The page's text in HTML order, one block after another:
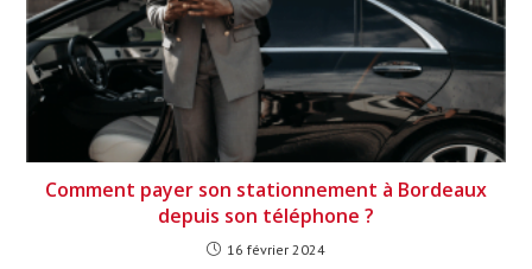
Comment payer son stationnement à Bordeaux
depuis son téléphone ?
16 février 2024